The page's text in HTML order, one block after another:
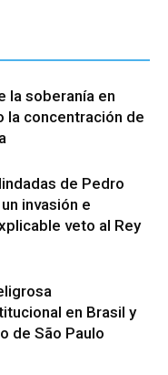
la soberanía en
la concentración de
de Pedro
invasión e
veto al Rey
en Brasil y
de São Paulo